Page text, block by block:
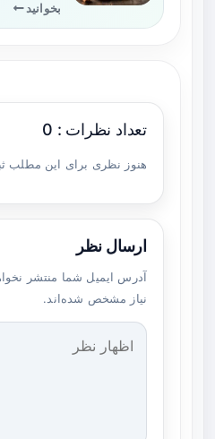
بخوانید
تعداد نظرات : 0
هنوز نظری برای این مطلب
ارسال نظر
آدرس ایمیل شما منتشر
نیاز مشخص شده‌اند.